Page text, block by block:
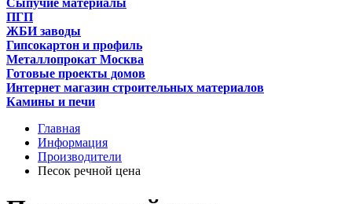
Сыпучие материалы
ПГП
ЖБИ заводы
Гипсокартон и профиль
Металлопрокат Москва
Готовые проекты домов
Интернет магазин строительных материалов
Камины и печи
Главная
Информация
Производители
Песок речной цена